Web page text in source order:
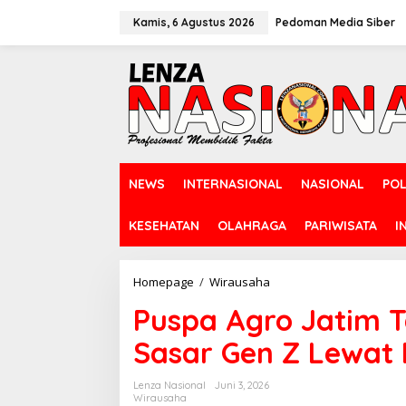
Kamis, 6 Agustus 2026 Pedoman Media Siber
NEWS INTERNASIONAL NASIONAL
KESEHATAN OLAHRAGA PARIWISATA
Homepage / Wirausaha
s
p
a
A
Puspa Agro Jatim
Sasar Gen Z
Lenza Nasional
Juni 3, 2026
Wirausaha